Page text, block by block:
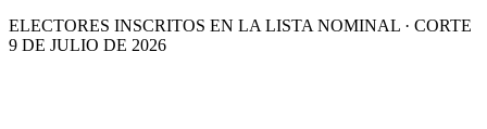
ELECTORES INSCRITOS EN LA LISTA NOMINAL · CORTE
9 DE JULIO DE 2026